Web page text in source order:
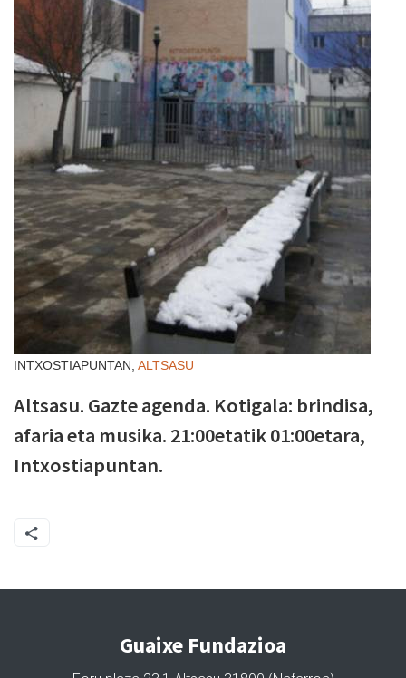
INTXOSTIAPUNTAN, ALTSASU
Altsasu. Gazte agenda. Kotigala: brindisa,
afaria eta musika. 21:00etatik 01:00etara,
Intxostiapuntan.
Guaixe Fundazioa